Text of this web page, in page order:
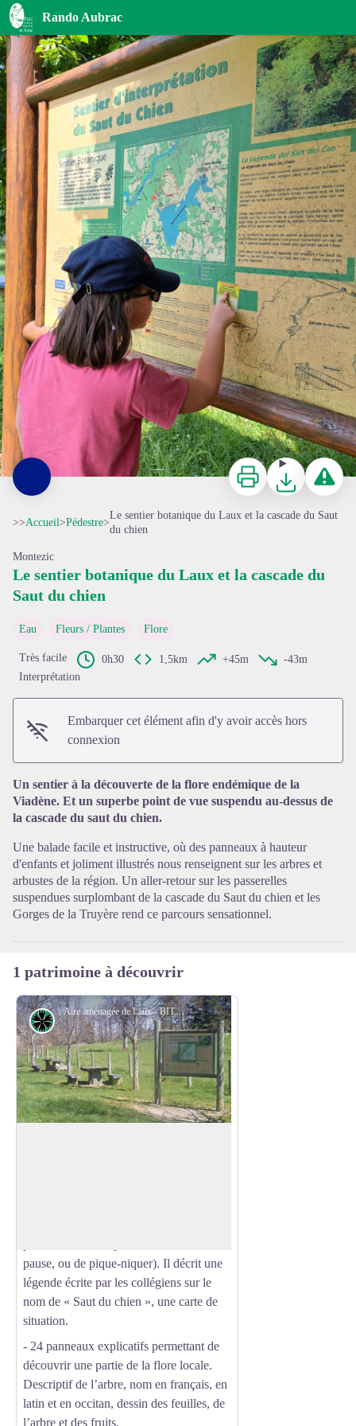
Rando Aubrac
Le sentier botanique du Laux et la cascade du Saut du chien
Voir l'image en plein écran
ImprimerTéléchargerSignaler
>>Accueil>Pédestre>
Le sentier botanique du Laux et la cascade du Saut
du chien
Montezic
Le sentier botanique du Laux et la cascade du
Saut du chien
Eau Fleurs / Plantes Flore
Très facile 0h30 1,5km +45m
-43m
Interprétation
Embarquer cet élément afin d'y avoir accès hors
connexion
Un sentier à la découverte de la flore endémique de la
Viadène. Et un superbe point de vue suspendu au-dessus de
la cascade du saut du chien.
Une balade facile et instructive, où des panneaux à hauteur
d'enfants et joliment illustrés nous renseignent sur les arbres et
arbustes de la région. Un aller-retour sur les passerelles
suspendues surplombant de la cascade du Saut du chien et les
Gorges de la Truyère rend ce parcours sensationnel.
1 patrimoine à découvrir
Aire aménagée de Laux - BIT Viadène
Flore
pause, ou de pique-niquer). Il décrit une
légende écrite par les collégiens sur le
nom de « Saut du chien », une carte de
situation.
- 24 panneaux explicatifs permettant de
découvrir une partie de la flore locale.
Descriptif de l’arbre, nom en français, en
latin et en occitan, dessin des feuilles, de
l’arbre et des fruits.